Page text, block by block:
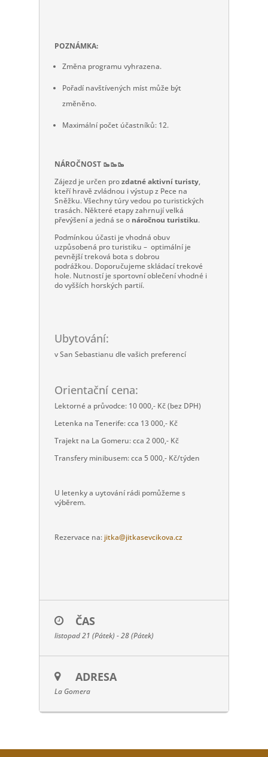
POZNÁMKA:
Změna programu vyhrazena.
Pořadí navštívených míst může být
změněno.
Maximální počet účastníků: 12.
NÁROČNOST 🥾🥾🥾
Zájezd je určen prozdatné aktivní turisty,
kteří hravě zvládnou i výstup z Pece na
Sněžku. Všechny túry vedou po turistických
trasách. Některé etapy zahrnují velká
převýšení a jedná se o náročnou turistiku.
Podmínkou účasti je vhodná obuv
uzpůsobená pro turistiku – optimální je
pevnější treková bota s dobrou
podrážkou. Doporučujeme skládací trekové
hole. Nutností je sportovní oblečení vhodné i
do vyšších horských partií.
Ubytování:
v San Sebastianu dle vašich preferencí
Orientační cena:
Lektorné a průvodce: 10 000,- Kč (bez DPH)
Letenka na Tenerife: cca 13 000,- Kč
Trajekt na La Gomeru: cca 2 000,- Kč
Transfery minibusem: cca 5 000,- Kč/týden
U letenky a uytování rádi pomůžeme s
výběrem.
Rezervace na: jitka@jitkasevcikova.cz
ČAS
listopad 21 (Pátek) - 28 (Pátek)
ADRESA
La Gomera